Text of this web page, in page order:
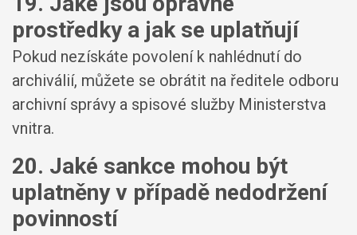
prostředky a jak se uplatňují
Pokud nezískáte povolení k nahlédnutí do
archiválií, můžete se obrátit na ředitele odboru
archivní správy a spisové služby Ministerstva
vnitra.
20. Jaké sankce mohou být
uplatněny v případě nedodržení
povinností